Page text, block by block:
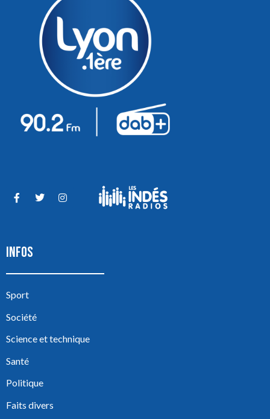
INFOS
Sport
Société
Science et technique
Santé
Politique
Faits divers